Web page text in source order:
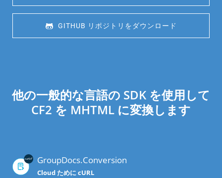
GITHUB リポジトリをダウンロード
他の一般的な言語の SDK を使用して
CF2 を MHTML に変換します
GroupDocs.Conversion
Cloud ために cURL